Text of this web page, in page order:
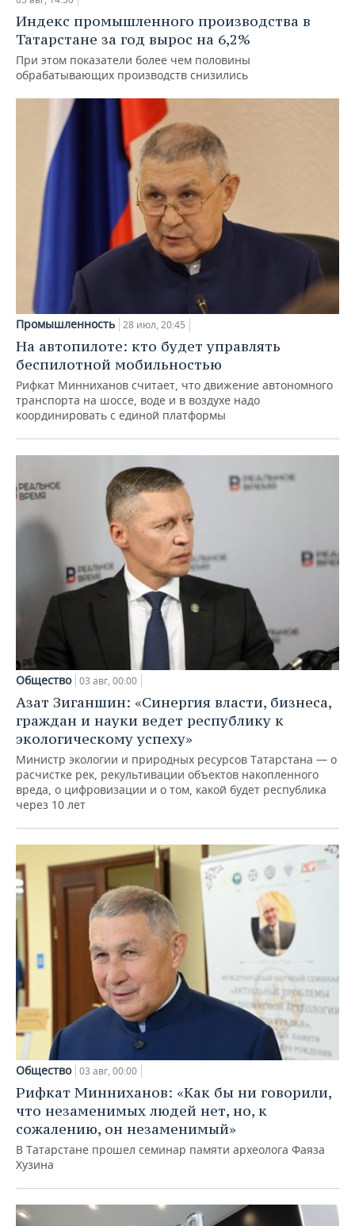
Индекс промышленного производства в
Татарстане за год вырос на 6,2%
При этом показатели более чем половины
обрабатывающих производств снизились
Промышленность 28 июл, 20:45
На автопилоте: кто будет управлять
беспилотной мобильностью
Рифкат Минниханов считает, что движение автономного
транспорта на шоссе, воде и в воздухе надо
координировать с единой платформы
Общество 03 авг, 00:00
Азат Зиганшин: «Синергия власти, бизнеса,
граждан и науки ведет республику к
экологическому успеху»
Министр экологии и природных ресурсов Татарстана — о
расчистке рек, рекультивации объектов накопленного
вреда, о цифровизации и о том, какой будет республика
через 10 лет
Общество 03 авг, 00:00
Рифкат Минниханов: «Как бы ни говорили,
что незаменимых людей нет, но, к
сожалению, он незаменимый»
В Татарстане прошел семинар памяти археолога Фаяза
Хузина